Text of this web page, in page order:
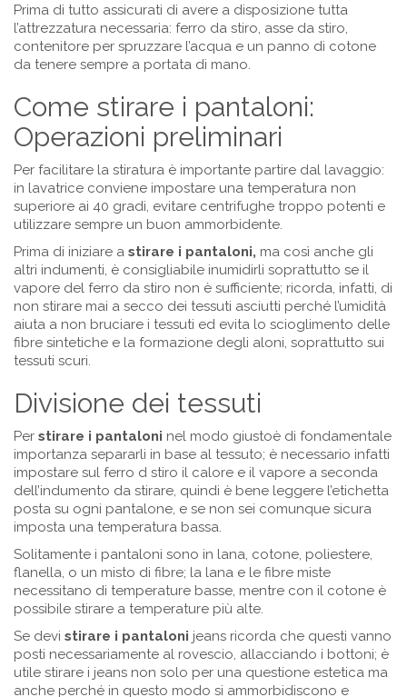
Prima di tutto assicurati di avere a disposizione tutta
l’attrezzatura necessaria: ferro da stiro, asse da stiro,
contenitore per spruzzare l’acqua e un panno di cotone
da tenere sempre a portata di mano.
Come stirare i pantaloni:
Operazioni preliminari
Per facilitare la stiratura è importante partire dal lavaggio:
in lavatrice conviene impostare una temperatura non
superiore ai 40 gradi, evitare centrifughe troppo potenti e
utilizzare sempre un buon ammorbidente.
Prima di iniziare a stirare i pantaloni, ma così anche gli
altri indumenti, è consigliabile inumidirli soprattutto se il
vapore del ferro da stiro non è sufficiente; ricorda, infatti, di
non stirare mai a secco dei tessuti asciutti perché l’umidità
aiuta a non bruciare i tessuti ed evita lo scioglimento delle
fibre sintetiche e la formazione degli aloni, soprattutto sui
tessuti scuri.
Divisione dei tessuti
Per stirare i pantaloni nel modo giustoè di fondamentale
importanza separarli in base al tessuto; è necessario infatti
impostare sul ferro d stiro il calore e il vapore a seconda
dell’indumento da stirare, quindi è bene leggere l’etichetta
posta su ogni pantalone, e se non sei comunque sicura
imposta una temperatura bassa.
Solitamente i pantaloni sono in lana, cotone, poliestere,
flanella, o un misto di fibre; la lana e le fibre miste
necessitano di temperature basse, mentre con il cotone è
possibile stirare a temperature più alte.
Se devi stirare i pantaloni jeans ricorda che questi vanno
posti necessariamente al rovescio, allacciando i bottoni; è
utile stirare i jeans non solo per una questione estetica ma
anche perché in questo modo si ammorbidiscono e